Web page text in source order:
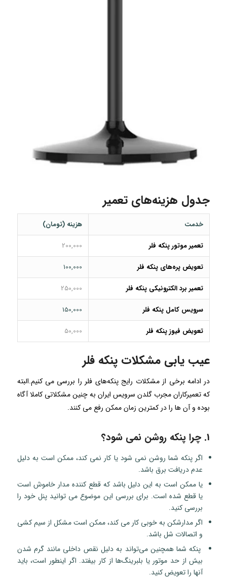
جدول هزینه‌های تعمیر
خدمت
هزینه (تومان)
تعمیر موتور پنکه فلر
200,000
تعویض پره‌های پنکه فلر
100,000
تعمیر برد الکترونیکی پنکه فلر
250,000
سرویس کامل پنکه فلر
150,000
تعویض فیوز پنکه فلر
50,000
عیب یابی مشکلات پنکه فلر
در ادامه برخی از مشکلات رایج پنکه‌های فلر را بررسی می کنیم.البته
که تعمیرکاران مجرب گلدن سرویس ایران به چنین مشکلاتی کاملا آگاه
بوده و آن‌ ها را در کمترین زمان ممکن رفع می کنند.
1. چرا پنکه روشن نمی شود؟
اگر پنکه شما روشن نمی شود یا کار نمی کند، ممکن است به دلیل
عدم دریافت برق باشد.
یا ممکن است به این دلیل باشد که قطع کننده مدار خاموش است
یا قطع شده است. برای بررسی این موضوع می توانید پنل خود را
بررسی کنید.
اگر مدارشکن به خوبی کار می کند، ممکن است مشکل از سیم کشی
و اتصالات شل باشد.
پنکه شما همچنین می‌تواند به دلیل نقص داخلی مانند گرم شدن
بیش از حد موتور یا بلبرینگ‌ها از کار بیفتد. اگر اینطور است، باید
آنها را تعویض کنید.